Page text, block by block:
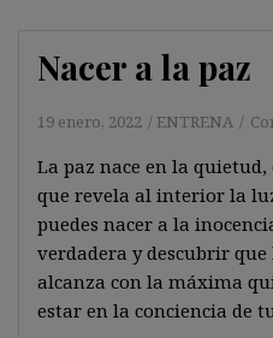
Nacer a la paz
19 enero, 2022 ENTRENA
La paz nace en la
que revela al interior la
puedes nacer a la
verdadera y descubrir
alcanza con la máxima
estar en la conciencia de